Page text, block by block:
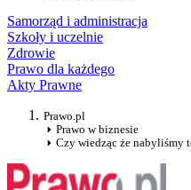
Samorząd i administracja
Szkoły i uczelnie
Zdrowie
Prawo dla każdego
Akty Prawne
Prawo.pl
Prawo w biznesie
Czy wiedząc że nabyliśmy